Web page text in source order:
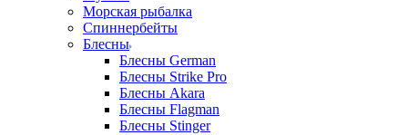
Морская рыбалка
Спиннербейты
Блесны
Блесны German
Блесны Strike Pro
Блесны Akara
Блесны Flagman
Блесны Stinger